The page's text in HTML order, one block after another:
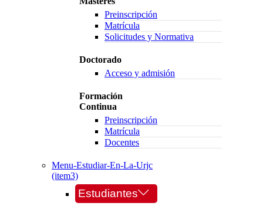
Preinscripción
Matrícula
Solicitudes y Normativa
Doctorado
Acceso y admisión
Formación
Continua
Preinscripción
Matrícula
Docentes
Menu-Estudiar-En-La-Urjc
(item3)
Estudiantes